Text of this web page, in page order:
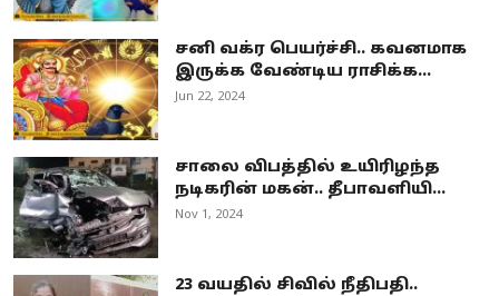
சனி வக்ர பெயர்ச்சி.. கவனமாக
இருக்க வேண்டிய ராசிக்க...
Jun 22, 2024
சாலை விபத்தில் உயிரிழந்த
நடிகரின் மகன்.. தீபாவளியி...
Nov 1, 2024
23 வயதில் சிவில் நீதிபதி..